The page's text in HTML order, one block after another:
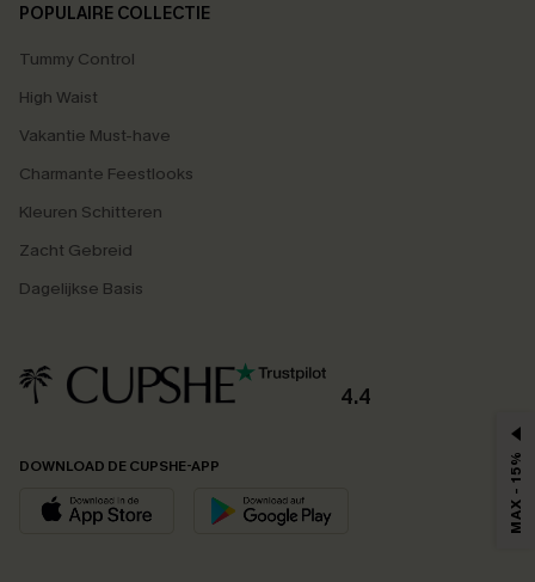
POPULAIRE COLLECTIE
Tummy Control
High Waist
Vakantie Must-have
Charmante Feestlooks
Kleuren Schitteren
Zacht Gebreid
Dagelijkse Basis
4.4
DOWNLOAD DE CUPSHE-APP MAX - 15%